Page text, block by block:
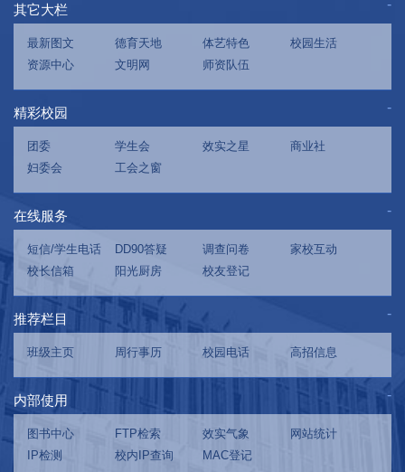
其它大栏
最新图文 德育天地 体艺特色
校园生活
资源中心
文明网 师资队伍
精彩校园
团委 学生会 效实之星
商业社
妇委会
工会之窗
在线服务
短信/学生电话 DD90答疑 调查问卷
家校互动
校长信箱
阳光厨房 校友登记
推荐栏目
班级主页 周行事历 校园电话 高招信息
内部使用
图书中心 FTP检索 效实气象
网站统计
IP检测
校内IP查询 MAC登记